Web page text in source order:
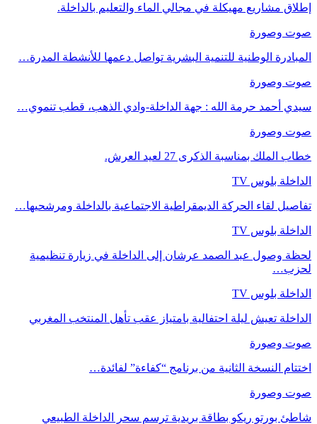
إطلاق مشاريع مهيكلة في مجالي الماء والتعليم بالداخلة.
صوت وصورة
المبادرة الوطنية للتنمية البشرية تواصل دعمها للأنشطة المدرة…
صوت وصورة
سيدي أحمد حرمة الله : جهة الداخلة-وادي الذهب، قطب تنموي…
صوت وصورة
خطاب الملك بمناسبة الذكرى 27 لعيد العرش.
الداخلة بلوس TV
تفاصيل لقاء الحركة الديمقراطية الاجتماعية بالداخلة ومرشحيها…
الداخلة بلوس TV
لحظة وصول عبد الصمد عرشان إلى الداخلة في زيارة تنظيمية
لحزب…
الداخلة بلوس TV
الداخلة تعيش ليلة احتفالية بامتياز عقب تأهل المنتخب المغربي
صوت وصورة
اختتام النسخة الثانية من برنامج “كفاءة” لفائدة…
صوت وصورة
شاطئ بورتو ريكو بطاقة بريدية ترسم سحر الداخلة الطبيعي